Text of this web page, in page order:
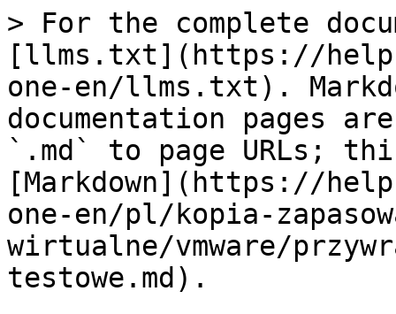
> For the complete
[llms.txt](https://
one-en/llms.txt).
documentation pages
`.md` to page URLs;
[Markdown](https://
one-en/pl/kopia-
wirtualne/vmware/
testowe.md).